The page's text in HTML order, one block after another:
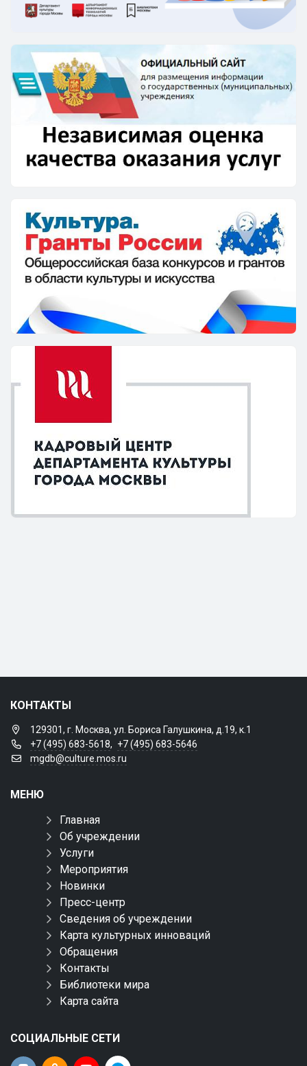
КОНТАКТЫ
129301, г. Москва, ул. Бориса Галушкина, д.19, к.1
+7 (495) 683-5618, +7 (495) 683-5646
mgdb@culture.mos.ru
МЕНЮ
Главная
Об учреждении
Услуги
Мероприятия
Новинки
Пресс-центр
Сведения об учреждении
Карта культурных инноваций
Обращения
Контакты
Библиотеки мира
Карта сайта
СОЦИАЛЬНЫЕ СЕТИ